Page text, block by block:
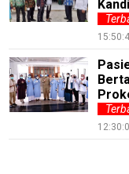
Economy
Recipes
Loker